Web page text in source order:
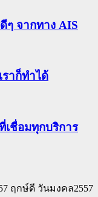
ๆ จากทาง AIS
ราก็ทำได้
เชื่อมทุกบริการ
ฤกษ์ดี วันมงคล2557